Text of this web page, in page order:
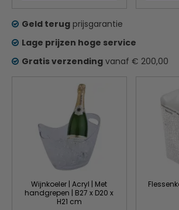
Wijnkoeler | Acryl | Met
handgrepen | B27 x D20 x
H21 cm
Geld terug prijsgarantie
Lage prijzen hoge service
Gratis verzending vanaf € 200,00